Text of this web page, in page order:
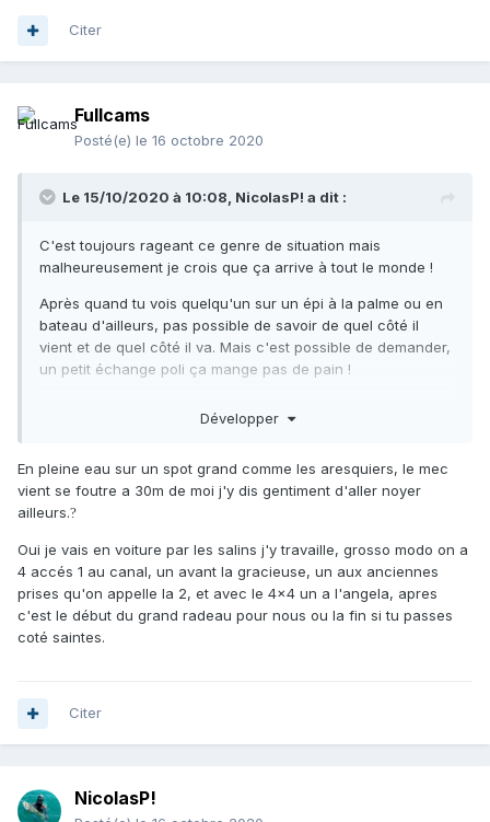
Citer
Fullcams
Posté(e) le 16 octobre 2020
Le 15/10/2020 à 10:08, NicolasP! a dit :
C'est toujours rageant ce genre de situation mais
malheureusement je crois que ça arrive à tout le monde !
Après quand tu vois quelqu'un sur un épi à la palme ou en
bateau d'ailleurs, pas possible de savoir de quel côté il
vient et de quel côté il va. Mais c'est possible de demander,
un petit échange poli ça mange pas de pain !
voulais faire un point précis et il y avait quelqu'un pas loin.
100m, 200m, plus ?
La dernière fois que ça m'est arrivé, je trouvais que j'étais
décalé un peu sur une pierre voisine, à plus de 100m. Et
bien 15 minutes après le gars a bougé pour se mettre à 30m
de moi...
Il y a des neuneus finis pour lesquels il y a pas grand chose
plus difficile !
de Port Camargue ça me parait loin ! Tu as le pass des
Développer
En pleine eau sur un spot grand comme les aresquiers, le mec
vient se foutre a 30m de moi j'y dis gentiment d'aller noyer
ailleurs.?
Oui je vais en voiture par les salins j'y travaille, grosso modo on a
4 accés 1 au canal, un avant la gracieuse, un aux anciennes
prises qu'on appelle la 2, et avec le 4x4 un a l'angela, apres
c'est le début du grand radeau pour nous ou la fin si tu passes
coté saintes.
Citer
NicolasP!